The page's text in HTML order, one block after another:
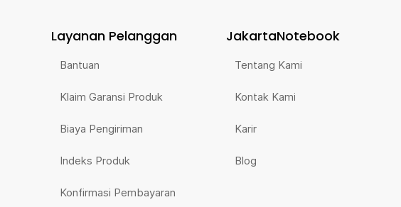
Layanan Pelanggan
Bantuan
Klaim Garansi Produk
Biaya Pengiriman
Indeks Produk
Konfirmasi Pembayaran
JakartaNotebook
Tentang Kami
Kontak Kami
Karir
Blog